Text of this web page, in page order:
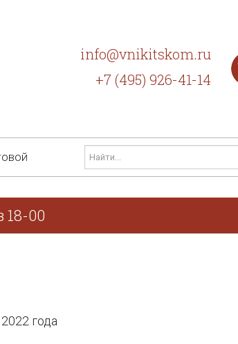
info@vnikitskom.ru
+7 (495) 926-41-14
00
года